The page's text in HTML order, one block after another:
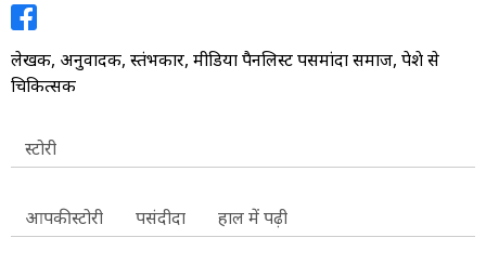
लेखक, अनुवादक, स्तंभकार, मीडिया पैनलिस्ट पसमांदा समाज, पेशे से
चिकित्सक
स्टोरी
आपकी स्टोरी पसंदीदा हाल में पढ़ी